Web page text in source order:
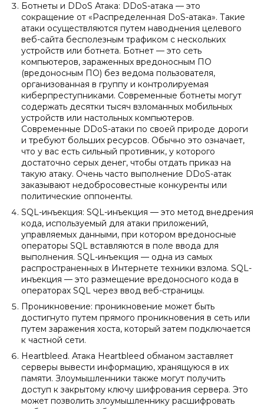
Ботнеты и DDoS Атака: DDoS-атака — это
сокращение от «Распределенная DoS-атака». Такие
атаки осуществляются путем наводнения целевого
веб-сайта бесполезным трафиком с нескольких
устройств или ботнета. Ботнет — это сеть
компьютеров, зараженных вредоносным ПО
(вредоносным ПО) без ведома пользователя,
организованная в группу и контролируемая
киберпреступниками. Современные ботнеты могут
содержать десятки тысяч взломанных мобильных
устройств или настольных компьютеров.
Современные DDoS-атаки по своей природе дороги
и требуют больших ресурсов. Обычно это означает,
что у вас есть сильный противник, у которого
достаточно серых денег, чтобы отдать приказ на
такую атаку. Очень часто выполнение DDoS-атак
заказывают недобросовестные конкуренты или
политические оппоненты.
SQL-инъекция: SQL-инъекция — это метод внедрения
кода, используемый для атаки приложений,
управляемых данными, при котором вредоносные
операторы SQL вставляются в поле ввода для
выполнения. SQL-инъекция — одна из самых
распространенных в Интернете техники взлома. SQL-
инъекция — это размещение вредоносного кода в
операторах SQL через ввод веб-страницы.
Проникновение: проникновение может быть
достигнуто путем прямого проникновения в сеть или
путем заражения хоста, который затем подключается
к частной сети.
Heartbleed. Атака Heartbleed обманом заставляет
серверы вывести информацию, хранящуюся в их
памяти. Злоумышленники также могут получить
доступ к закрытому ключу шифрования сервера. Это
может позволить злоумышленнику расшифровать